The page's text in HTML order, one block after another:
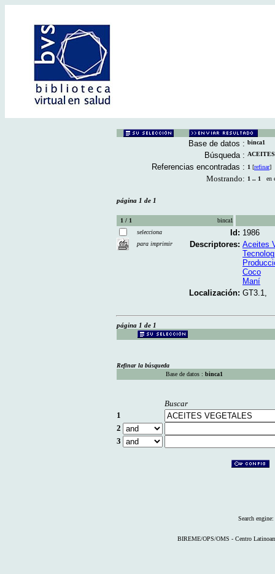
Base de datos : binca1
Búsqueda :
Referencias encontradas : 1 [refinar]
Mostrando: 1 .. 1 en
página 1 de 1
1 / 1
binca1
selecciona
para imprimir
Id: 1986
Descriptores: Aceites
Coco
Maní
Localización: GT3.1,
página 1 de 1
Refinar la búsqueda
Base de datos : binca1
Buscar
1
2
3
Search engine:
BIREME/OPS/OMS - Centro